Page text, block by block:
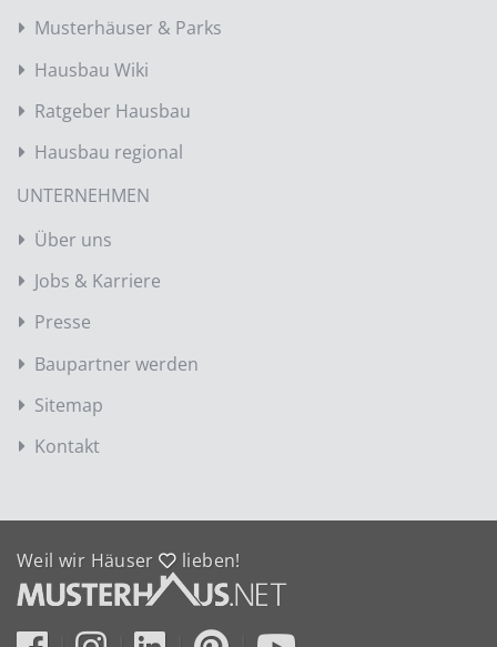
Musterhäuser & Parks
Hausbau Wiki
Ratgeber Hausbau
Hausbau regional
UNTERNEHMEN
Über uns
Jobs & Karriere
Presse
Baupartner werden
Sitemap
Kontakt
Weil wir Häuser lieben!